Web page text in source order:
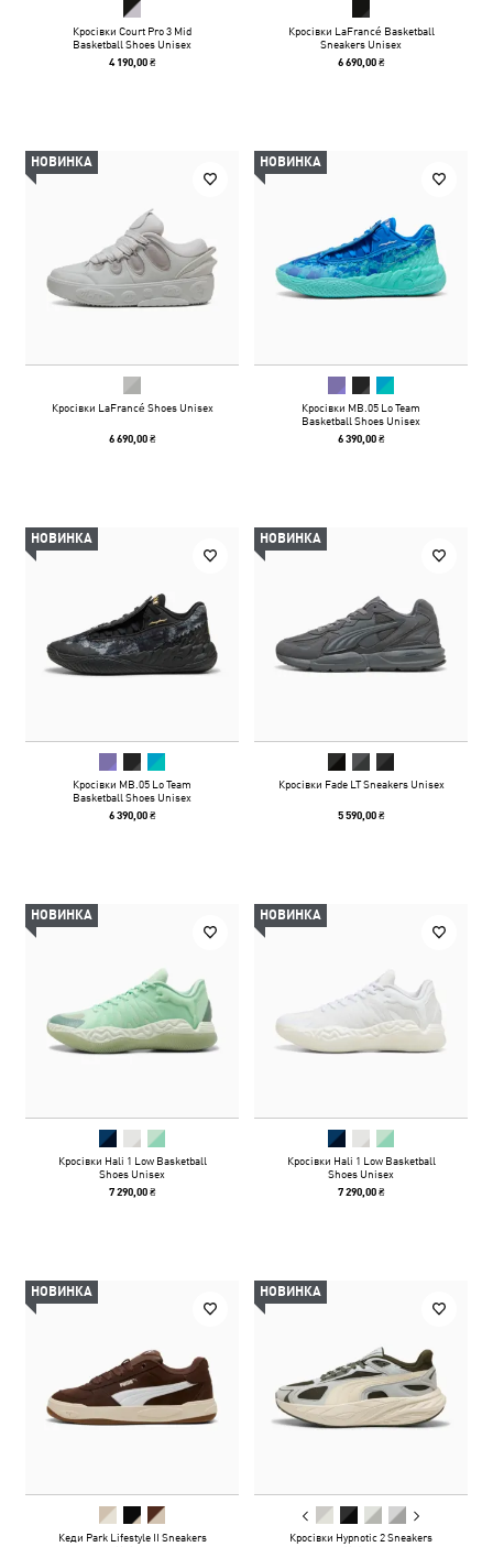
Кросівки Court Pro 3 Mid
Basketball Shoes Unisex
4 190,00 ₴
Кросівки LaFrancé Basketball
Sneakers Unisex
6 690,00 ₴
НОВИНКА
Кросівки LaFrancé Shoes Unisex
6 690,00 ₴
НОВИНКА
Кросівки MB.05 Lo Team
Basketball Shoes Unisex
6 390,00 ₴
НОВИНКА
Кросівки MB.05 Lo Team
Basketball Shoes Unisex
6 390,00 ₴
НОВИНКА
Кросівки Fade LT Sneakers Unisex
5 590,00 ₴
НОВИНКА
Кросівки Hali 1 Low Basketball
Shoes Unisex
7 290,00 ₴
НОВИНКА
Кросівки Hali 1 Low Basketball
Shoes Unisex
7 290,00 ₴
НОВИНКА
Кеди Park Lifestyle II Sneakers
НОВИНКА
Кросівки Hypnotic 2 Sneakers